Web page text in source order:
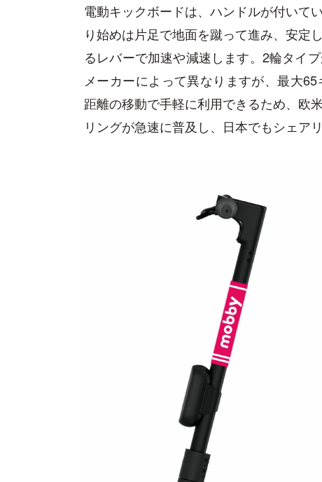
電動キックボードは、ハンドルが付いて
り始めは片足で地面を蹴って進み、安定
るレバーで加速や減速します。2輪タイ
メーカーによって異なりますが、最大
距離の移動で手軽に利用できるため、欧
リングが急速に普及し、日本でもシェア